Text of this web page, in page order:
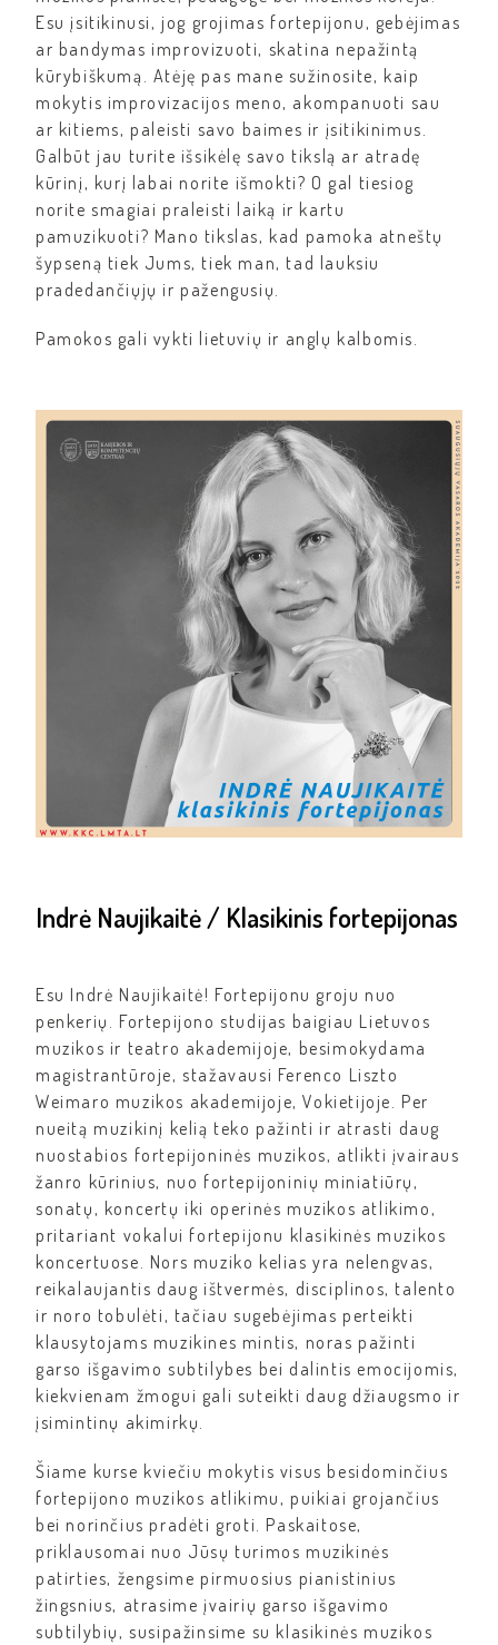
Esu įsitikinusi, jog grojimas fortepijonu, gebėjimas
ar bandymas improvizuoti, skatina nepažintą
kūrybiškumą. Atėję pas mane sužinosite, kaip
mokytis improvizacijos meno, akompanuoti sau
ar kitiems, paleisti savo baimes ir įsitikinimus.
Galbūt jau turite išsikėlę savo tikslą ar atradę
kūrinį, kurį labai norite išmokti? O gal tiesiog
norite smagiai praleisti laiką ir kartu
pamuzikuoti? Mano tikslas, kad pamoka atneštų
šypseną tiek Jums, tiek man, tad lauksiu
pradedančiųjų ir pažengusių.
Pamokos gali vykti lietuvių ir anglų kalbomis.
Indrė Naujikaitė / Klasikinis fortepijonas
Esu Indrė Naujikaitė! Fortepijonu groju nuo
penkerių. Fortepijono studijas baigiau Lietuvos
muzikos ir teatro akademijoje, besimokydama
magistrantūroje, stažavausi Ferenco Liszto
Weimaro muzikos akademijoje, Vokietijoje. Per
nueitą muzikinį kelią teko pažinti ir atrasti daug
nuostabios fortepijoninės muzikos, atlikti įvairaus
žanro kūrinius, nuo fortepijoninių miniatiūrų,
sonatų, koncertų iki operinės muzikos atlikimo,
pritariant vokalui fortepijonu klasikinės muzikos
koncertuose. Nors muziko kelias yra nelengvas,
reikalaujantis daug ištvermės, disciplinos, talento
ir noro tobulėti, tačiau sugebėjimas perteikti
klausytojams muzikines mintis, noras pažinti
garso išgavimo subtilybes bei dalintis emocijomis,
kiekvienam žmogui gali suteikti daug džiaugsmo ir
įsimintinų akimirkų.
Šiame kurse kviečiu mokytis visus besidominčius
fortepijono muzikos atlikimu, puikiai grojančius
bei norinčius pradėti groti. Paskaitose,
priklausomai nuo Jūsų turimos muzikinės
patirties, žengsime pirmuosius pianistinius
žingsnius, atrasime įvairių garso išgavimo
subtilybių, susipažinsime su klasikinės muzikos